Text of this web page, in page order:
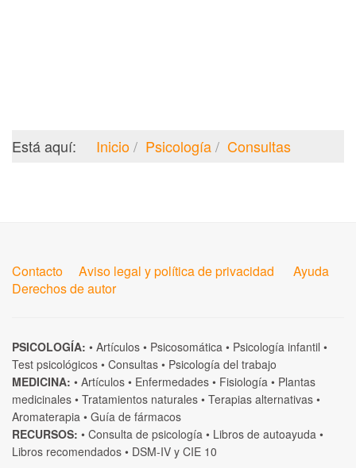
Está aquí: Inicio Psicología Consultas
Contacto Aviso legal y política de privacidad
Ayuda
Derechos de autor
PSICOLOGÍA: • Artículos • Psicosomática • Psicología infantil •
Test psicológicos • Consultas • Psicología del trabajo
MEDICINA: • Artículos • Enfermedades • Fisiología • Plantas
medicinales • Tratamientos naturales • Terapias alternativas •
Aromaterapia • Guía de fármacos
RECURSOS: • Consulta de psicología • Libros de autoayuda •
Libros recomendados • DSM-IV y CIE 10